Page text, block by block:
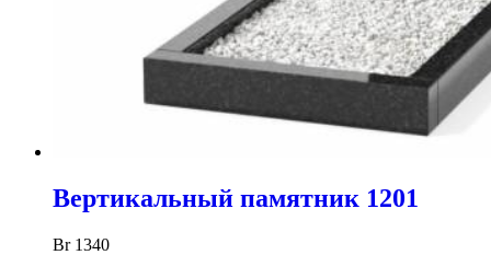
Вертикальный памятник 1201
Br1340